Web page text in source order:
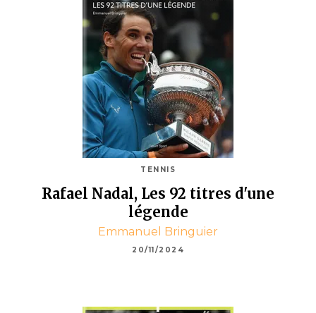
TENNIS
Rafael Nadal, Les 92 titres d'une
légende
Emmanuel Bringuier
20/11/2024